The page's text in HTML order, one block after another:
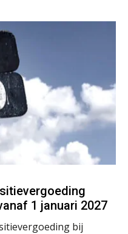
1 januari 2027
bij
Summercourse: Kiezen wat bij je past, loslaten wat je niet verder helpt
Summercourse Werkkostenregeling
Online Opleiding Praktijkdiploma Loonadministratie (PDL)